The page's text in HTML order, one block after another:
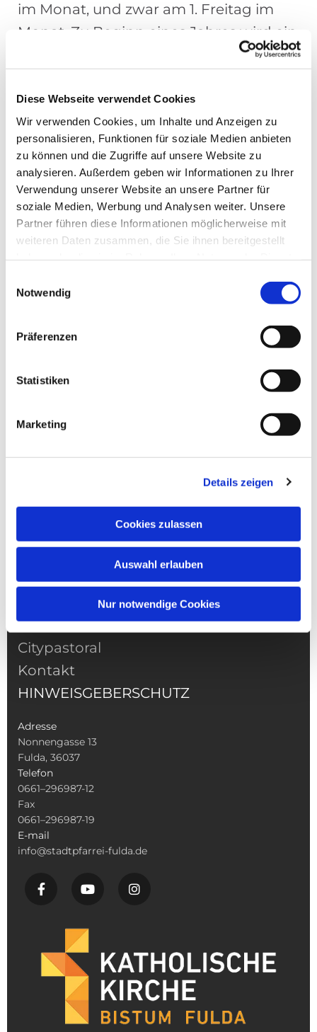
Diese Webseite verwendet Cookies
Wir verwenden Cookies, um Inhalte und Anzeigen zu
personalisieren, Funktionen für soziale Medien anbieten
zu können und die Zugriffe auf unsere Website zu
analysieren. Außerdem geben wir Informationen zu Ihrer
Verwendung unserer Website an unsere Partner für
soziale Medien, Werbung und Analysen weiter. Unsere
Partner führen diese Informationen möglicherweise mit
weiteren Daten zusammen, die Sie ihnen bereitgestellt
Notwendig
Präferenzen
Statistiken
Marketing
Details zeigen
Cookies zulassen
Auswahl erlauben
Nur notwendige Cookies
im Monat, und zwar am 1. Freitag im
Monat. Zu Beginn eines Jahres wird ein
sind Vortragsabende über aktuelle und
interessante gesellschaftliche Themen
aus Kirche, Politik und Sonstigem,
Einkehrtage, Besichtigungen, Ausflüge,
Adentsfeiern sowie gemütliche
Runden.
Selbstverständlich sind Interessierte
immer herzlich Willkommen.
Gottesdienste
Gemeindeleben
Was tuen wenn
Prävention
Citypastoral
Kontakt
HINWEISGEBERSCHUTZ
Adresse
Nonnengasse 13
Fulda, 36037
Telefon
0661–296987-12
Fax
0661–296987-19
E-mail
info@stadtpfarrei-fulda.de